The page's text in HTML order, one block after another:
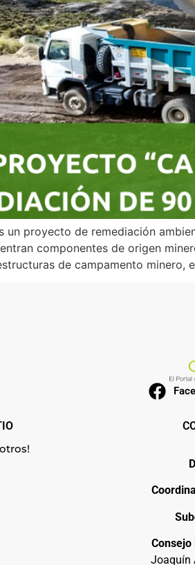
un proyecto de remediación
componentes de origen
de campamento minero,
Consejo
Joaquín